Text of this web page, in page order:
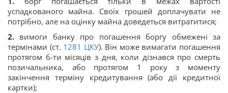
успадкованого майна. Своїх грошей доплачувати не
потрібно, але на оцінку майна доведеться витратитися;
2️. вимоги банку про погашення боргу обмежені за
термінами (ст. 1281 ЦКУ). Він може вимагати погашення
протягом 6-ти місяців з дня, коли дізнався про смерть
позичальника, або протягом 1 року з моменту
закінчення терміну кредитування (або дії кредитної
картки);